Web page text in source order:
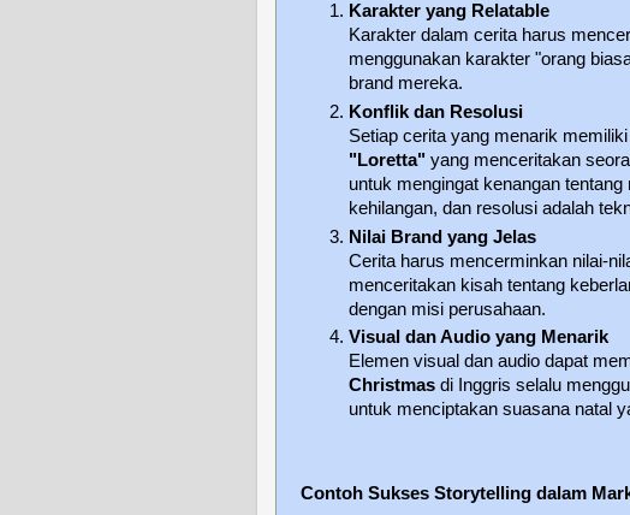
Karakter yang Relatable
Karakter dalam cerita harus
menggunakan karakter "orang
brand mereka.
Konflik dan Resolusi
Setiap cerita yang menarik
"Loretta" yang menceritakan
untuk mengingat kenangan
kehilangan, dan resolusi adalah
Nilai Brand yang Jelas
Cerita harus mencerminkan nilai-
menceritakan kisah tentang
dengan misi perusahaan.
Visual dan Audio yang Menarik
Elemen visual dan audio dapat
Christmas di Inggris selalu
untuk menciptakan suasana natal
Contoh Sukses Storytelling dalam